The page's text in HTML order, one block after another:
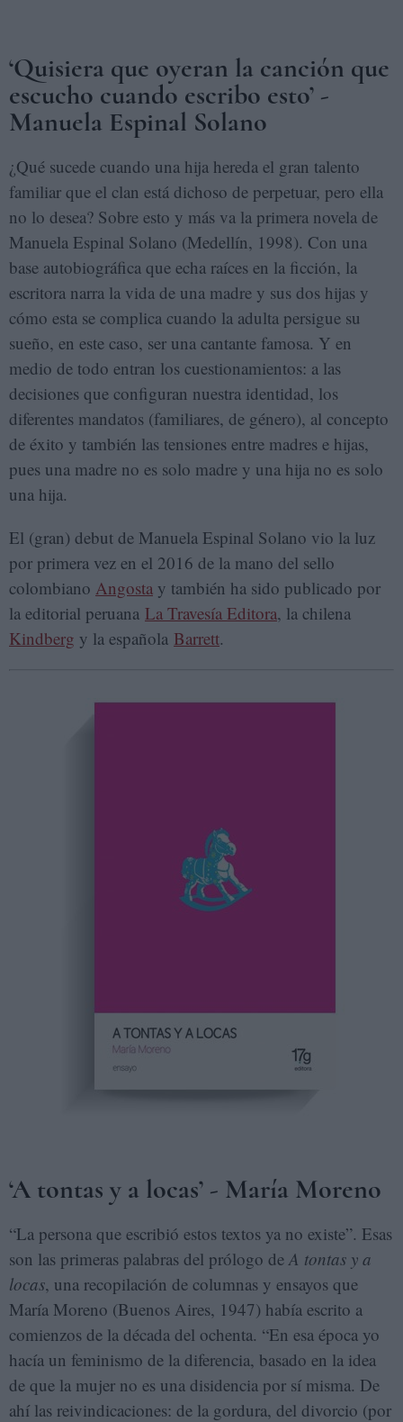
‘Quisiera que oyeran la canción que
escucho cuando escribo esto’ -
Manuela Espinal Solano
¿Qué sucede cuando una hija hereda el gran talento
familiar que el clan está dichoso de perpetuar, pero ella
no lo desea? Sobre esto y más va la primera novela de
Manuela Espinal Solano (Medellín, 1998). Con una
base autobiográfica que echa raíces en la ficción, la
escritora narra la vida de una madre y sus dos hijas y
cómo esta se complica cuando la adulta persigue su
sueño, en este caso, ser una cantante famosa. Y en
medio de todo entran los cuestionamientos: a las
decisiones que configuran nuestra identidad, los
diferentes mandatos (familiares, de género), al concepto
de éxito y también las tensiones entre madres e hijas,
pues una madre no es solo madre y una hija no es solo
una hija.
El (gran) debut de Manuela Espinal Solano vio la luz
por primera vez en el 2016 de la mano del sello
colombiano Angosta y también ha sido publicado por
la editorial peruana La Travesía Editora, la chilena
Kindberg y la española Barrett.
‘A tontas y a locas’ - María Moreno
“La persona que escribió estos textos ya no existe”. Esas
son las primeras palabras del prólogo deA tontas y a
locas, una recopilación de columnas y ensayos que
María Moreno (Buenos Aires, 1947) había escrito a
comienzos de la década del ochenta. “En esa época yo
hacía un feminismo de la diferencia, basado en la idea
de que la mujer no es una disidencia por sí misma. De
ahí las reivindicaciones: de la gordura, del divorcio (por